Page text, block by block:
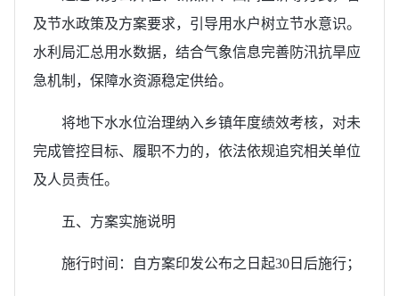
及节水政策及方案要求，引导用水户树立节水意识。
水利局汇总用水数据，结合气象信息完善防汛抗旱应
急机制，保障水资源稳定供给。
将地下水水位治理纳入乡镇年度绩效考核，对未
完成管控目标、履职不力的，依法依规追究相关单位
及人员责任。
五、方案实施说明
施行时间：自方案印发公布之日起30日后施行；